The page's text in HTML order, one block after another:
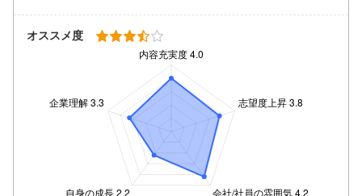
オススメ度